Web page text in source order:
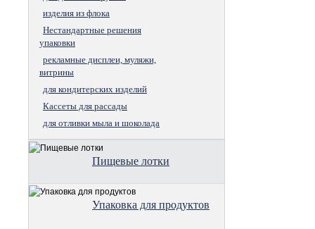
изделия из флока
Нестандартные решения
упаковки
рекламные дисплеи, муляжи,
витрины
для кондитерских изделий
Кассеты для рассады
для отливки мыла и шоколада
Пищевые лотки
Упаковка для продуктов